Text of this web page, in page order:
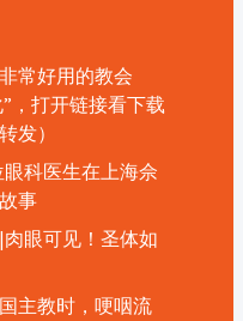
常好用的教会
，打开链接看下载
发）
眼科医生在上海佘
事
肉眼可见！圣体如
主教时，哽咽流